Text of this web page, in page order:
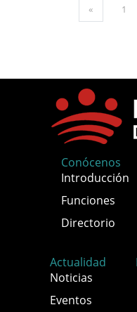
« 1
Conócenos
Introducción
Funciones
Directorio
Actualidad
Noticias
Eventos